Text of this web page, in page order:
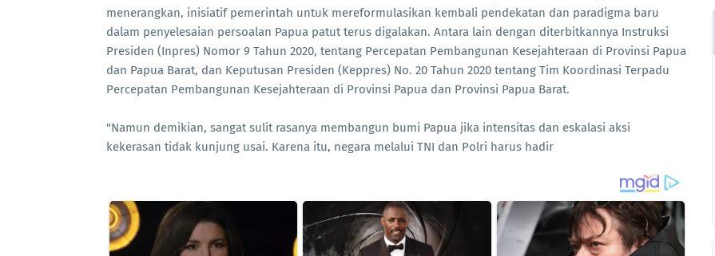
menerangkan, inisiatif pemerintah untuk mereformulasikan kembali pendekatan dan paradigma baru
dalam penyelesaian persoalan Papua patut terus digalakan. Antara lain dengan diterbitkannya Instruksi
Presiden (Inpres) Nomor 9 Tahun 2020, tentang Percepatan Pembangunan Kesejahteraan di Provinsi Papua
dan Papua Barat, dan Keputusan Presiden (Keppres) No. 20 Tahun 2020 tentang Tim Koordinasi Terpadu
Percepatan Pembangunan Kesejahteraan di Provinsi Papua dan Provinsi Papua Barat.
"Namun demikian, sangat sulit rasanya membangun bumi Papua jika intensitas dan eskalasi aksi
kekerasan tidak kunjung usai. Karena itu, negara melalui TNI dan Polri harus hadir